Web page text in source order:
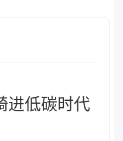
进低碳时代